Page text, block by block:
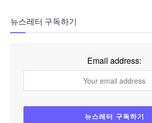
뉴스레터 구독하기
Email address: